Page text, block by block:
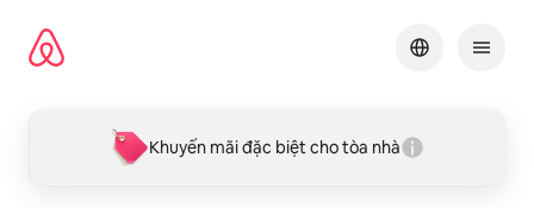
Khuyến mãi đặc biệt cho tòa nhà